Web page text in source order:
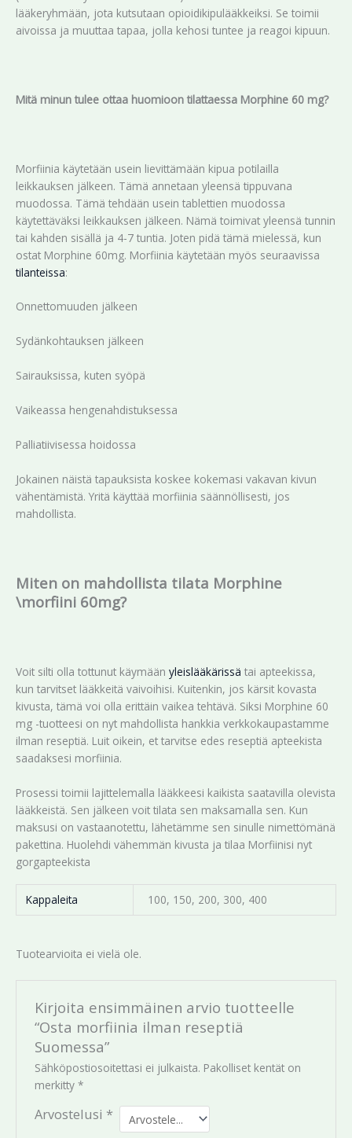
lääkeryhmään, jota kutsutaan opioidikipulääkkeiksi. Se toimii
aivoissa ja muuttaa tapaa, jolla kehosi tuntee ja reagoi kipuun.
Mitä minun tulee ottaa huomioon tilattaessa Morphine 60 mg?
Morfiinia käytetään usein lievittämään kipua potilailla
leikkauksen jälkeen. Tämä annetaan yleensä tippuvana
muodossa. Tämä tehdään usein tablettien muodossa
käytettäväksi leikkauksen jälkeen. Nämä toimivat yleensä tunnin
tai kahden sisällä ja 4-7 tuntia. Joten pidä tämä mielessä, kun
ostat Morphine 60mg. Morfiinia käytetään myös seuraavissa
tilanteissa:
Onnettomuuden jälkeen
Sydänkohtauksen jälkeen
Sairauksissa, kuten syöpä
Vaikeassa hengenahdistuksessa
Palliatiivisessa hoidossa
Jokainen näistä tapauksista koskee kokemasi vakavan kivun
vähentämistä. Yritä käyttää morfiinia säännöllisesti, jos
mahdollista.
Miten on mahdollista tilata Morphine
\morfiini 60mg?
Voit silti olla tottunut käymään yleislääkärissä tai apteekissa,
kun tarvitset lääkkeitä vaivoihisi. Kuitenkin, jos kärsit kovasta
kivusta, tämä voi olla erittäin vaikea tehtävä. Siksi Morphine 60
mg -tuotteesi on nyt mahdollista hankkia verkkokaupastamme
ilman reseptiä. Luit oikein, et tarvitse edes reseptiä apteekista
saadaksesi morfiinia.
Prosessi toimii lajittelemalla lääkkeesi kaikista saatavilla olevista
lääkkeistä. Sen jälkeen voit tilata sen maksamalla sen. Kun
maksusi on vastaanotettu, lähetämme sen sinulle nimettömänä
pakettina. Huolehdi vähemmän kivusta ja tilaa Morfiinisi nyt
gorgapteekista
Kappaleita 100, 150, 200, 300, 400
Tuotearvioita ei vielä ole.
Kirjoita ensimmäinen arvio tuotteelle
“Osta morfiinia ilman reseptiä
Suomessa”
Sähköpostiosoitettasi ei julkaista. Pakolliset kentät on
merkitty *
Arvostelusi *